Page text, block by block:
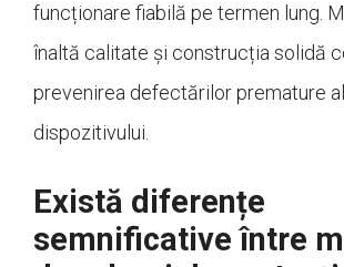
funcționare fiabilă pe termen lung.
înaltă calitate și construcția solidă
prevenirea defectărilor premature
dispozitivului.
Există diferențe
semnificative între